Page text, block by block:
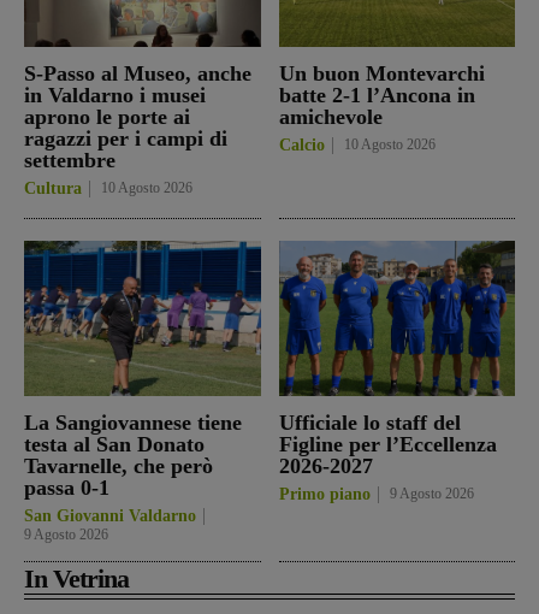
S-Passo al Museo, anche
in Valdarno i musei
aprono le porte ai
ragazzi per i campi di
settembre
Cultura 10 Agosto 2026
Un buon Montevarchi
batte 2-1 l’Ancona in
amichevole
Calcio 10 Agosto 2026
La Sangiovannese tiene
testa al San Donato
Tavarnelle, che però
passa 0-1
San Giovanni Valdarno
9 Agosto 2026
Ufficiale lo staff del
Figline per l’Eccellenza
2026-2027
Primo piano 9 Agosto 2026
In Vetrina